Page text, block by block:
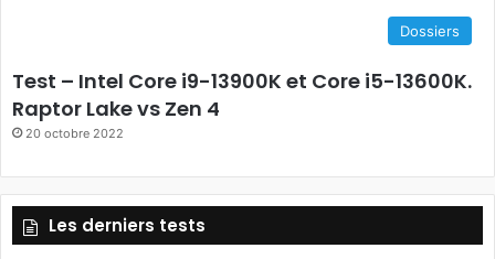
Dossiers
Test – Intel Core i9-13900K et Core i5-13600K.
Raptor Lake vs Zen 4
20 octobre 2022
Les derniers tests